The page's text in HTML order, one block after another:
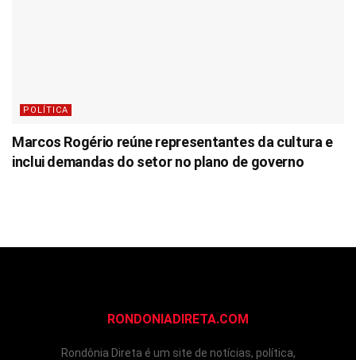
POLÍTICA
Marcos Rogério reúne representantes da cultura e
inclui demandas do setor no plano de governo
RONDONIADIRETA.COM
Rondônia Direta é um site de notícias, política,